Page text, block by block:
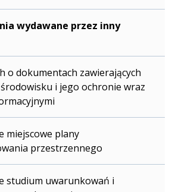
wydawane przez inny
o dokumentach zawierających
i jego ochronie wraz
miejscowe plany
przestrzennego
studium uwarunkowań i